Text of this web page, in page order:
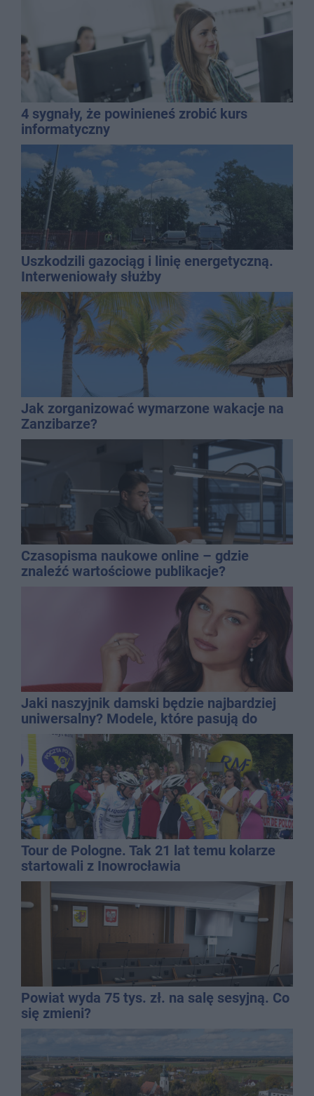
4 sygnały, że powinieneś zrobić kurs
informatyczny
Uszkodzili gazociąg i linię energetyczną.
Interweniowały służby
Jak zorganizować wymarzone wakacje na
Zanzibarze?
Czasopisma naukowe online – gdzie
znaleźć wartościowe publikacje?
Jaki naszyjnik damski będzie najbardziej
uniwersalny? Modele, które pasują do
wielu stylizacji
Tour de Pologne. Tak 21 lat temu kolarze
startowali z Inowrocławia
Powiat wyda 75 tys. zł. na salę sesyjną. Co
się zmieni?